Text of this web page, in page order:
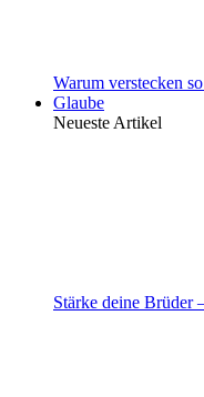
Warum verstecken
Glaube
Neueste Artikel
Stärke deine Brüder